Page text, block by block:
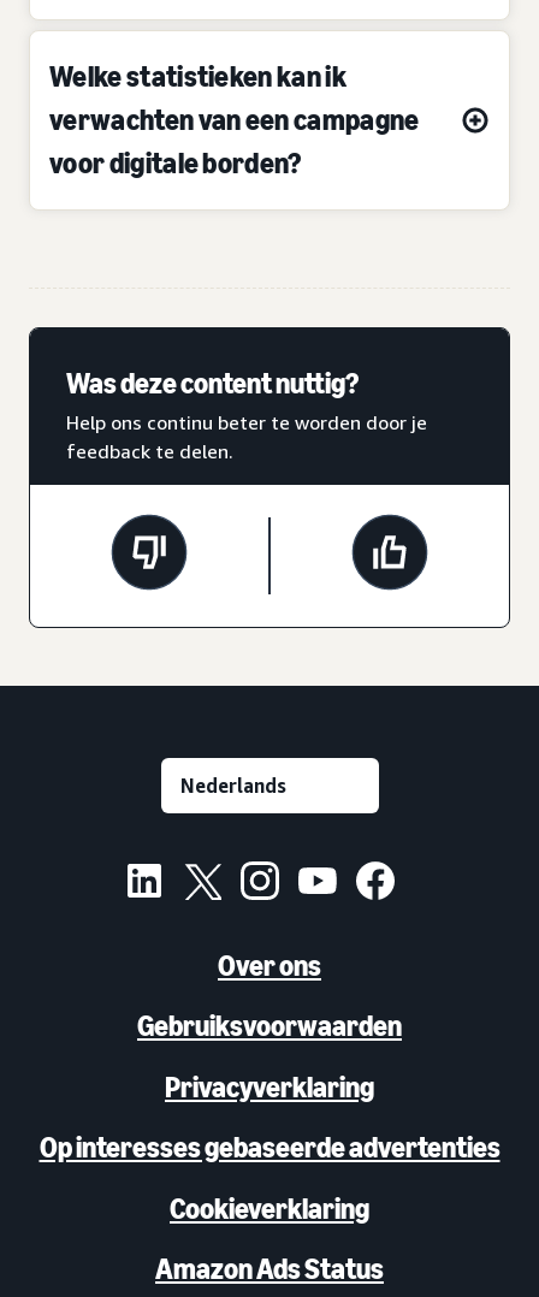
Welke statistieken kan ik
verwachten van een campagne
voor digitale borden?
Was deze content nuttig?
Help ons continu beter te worden door je
feedback te delen.
Over ons
Gebruiksvoorwaarden
Privacyverklaring
Op interesses gebaseerde advertenties
Cookieverklaring
Amazon Ads Status